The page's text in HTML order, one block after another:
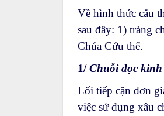
Về hình thức cấu
sau đây: 1) tràng
Chúa Cứu thế.
1/Chuỗi đọc kinh
Lối tiếp cận đơn
việc sử dụng xâu